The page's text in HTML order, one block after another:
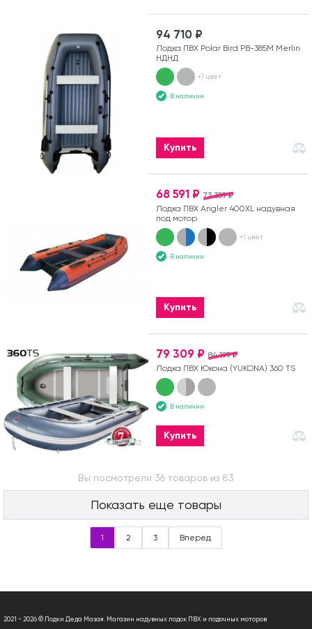
94 710 ₽
Лодка ПВХ Polar Bird PB-385M Merlin
НДНД
+1 цвет
В наличии
Купить
73 359 ₽
68 591 ₽
Лодка ПВХ Angler 400XL надувная
под мотор
+1 цвет
В наличии
Купить
84 199 ₽
79 309 ₽
Лодка ПВХ Юкона (YUKONA) 360 TS
В наличии
Купить
Вы посмотрели 36 товаров из 83
Показать еще товары
1 2 3 Вперед
2021 - 2026 © Лодки Деда Мазая. Магазин надувных лодок ПВХ и лодочных моторов